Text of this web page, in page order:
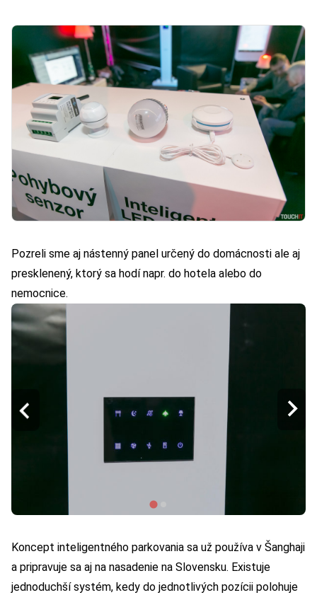
Pozreli sme aj nástenný panel určený do domácnosti ale aj
presklenený, ktorý sa hodí napr. do hotela alebo do
nemocnice.
Koncept inteligentného parkovania sa už používa v Šanghaji
a pripravuje sa aj na nasadenie na Slovensku. Existuje
jednoduchší systém, kedy do jednotlivých pozícii polohuje